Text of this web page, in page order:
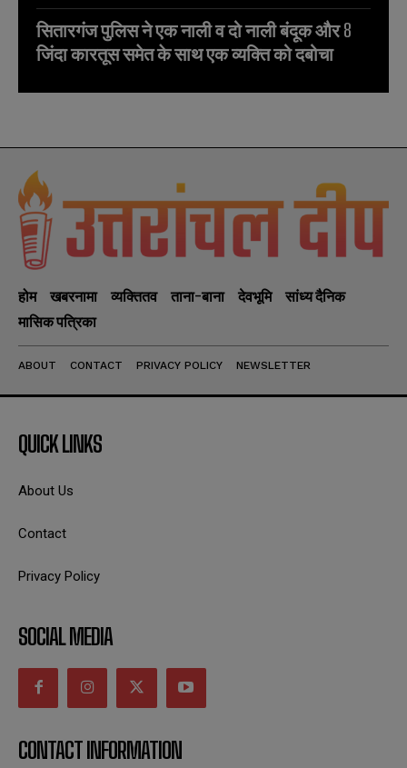
सितारगंज पुलिस ने एक नाली व दो नाली बंदूक और 8
जिंदा कारतूस समेत के साथ एक व्यक्ति को दबोचा
होम खबरनामा व्यक्तितव ताना-बाना देवभूमि
सांध्य दैनिक
मासिक पत्रिका
ABOUT CONTACT PRIVACY POLICY NEWSLETTER
QUICK LINKS
About Us
Contact
Privacy Policy
SOCIAL MEDIA
CONTACT INFORMATION